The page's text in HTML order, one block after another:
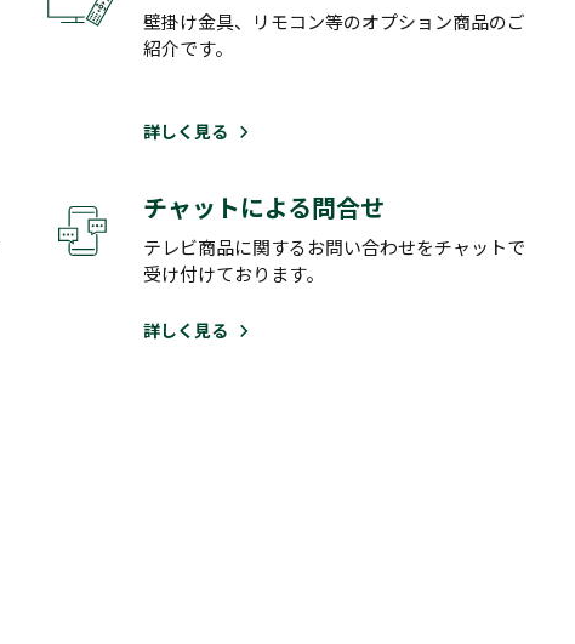
壁掛け金具、リモコン等のオプション商品のご
紹介です。
詳しく見る
チャットによる問合せ
テレビ商品に関するお問い合わせをチャットで
受け付けております。
詳しく見る